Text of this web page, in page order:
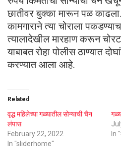
छातीवर बुक्का मारून पळ काढला.
कामगाराने त्या चोराला
त्यालादेखील मारहाण करून
याबाबत रोहा पोलीस ठाण्यात
करण्यात आला आहे.
Related
वृद्ध महिलेच्या गळ्यातील सोन्याची चैन
लंपास
February 22, 2022
In "sliderhome"
In